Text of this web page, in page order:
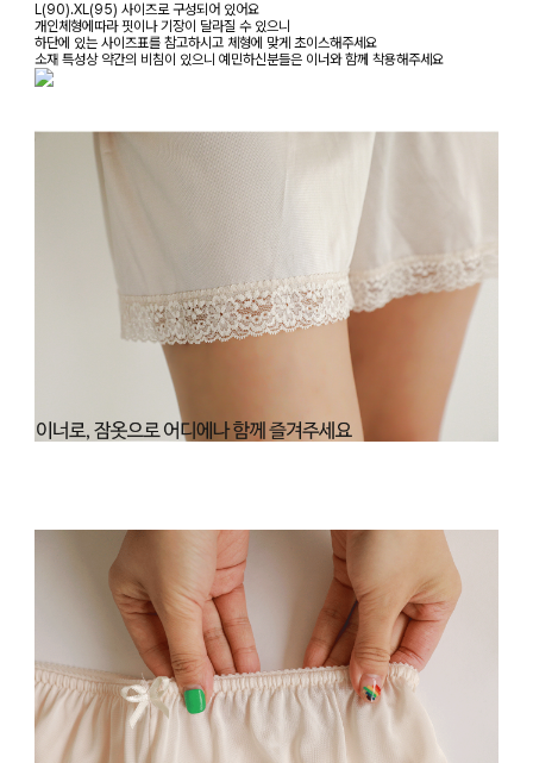
L(90).XL(95) 사이즈로 구성되어 있어요
개인체형에따라 핏이나 기장이 달라질 수 있으니
하단에 있는 사이즈표를 참고하시고 체형에 맞게 초이스해주세요
소재 특성상 약간의 비침이 있으니 예민하신분들은 이너와 함께 착용해주세요